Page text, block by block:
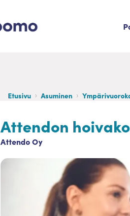
Etusivu Asuminen
Attendon
Attendo Oy